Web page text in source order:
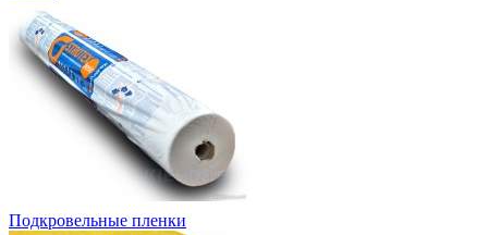
Подкровельные пленки